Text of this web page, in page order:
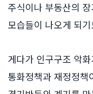
주식이나 부동산의
모습들이 나오게 되
게다가 인구구조 악
통화정책과 재정정책